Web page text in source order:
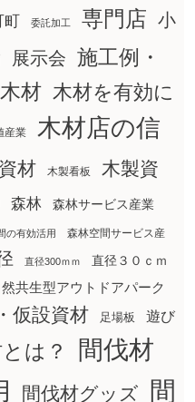
町 委託加工 専門店 小
展示会 施工例・
木材 木材を有効に
産業
木材店の信
材 木製看板
木製資
森林 森林サービス産業
の有効活用 森林空間サービス産
直径300ｍｍ 直径３０ｃｍ
然共生型アウトドアパーク
仮設資材 足場板 遊び
は？
間伐材
間伐材グッズ 間